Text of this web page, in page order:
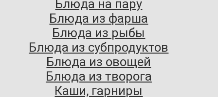
Блюда на пару
Блюда из фарша
Блюда из рыбы
Блюда из субпродуктов
Блюда из овощей
Блюда из творога
Каши, гарниры